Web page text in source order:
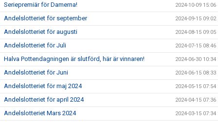
Seriepremiär för Damerna! 2024-10-09 15:06
Andelslotteriet för september 2024-09-15 09:02
Andelslotteriet för augusti 2024-08-15 09:05
Andelslotteriet för Juli 2024-07-15 08:46
Halva Pottendagningen är slutförd, här är vinnaren! 2024-06-30 10:34
Andelslotteriet för Juni 2024-06-15 08:33
Andelslotteriet för maj 2024 2024-05-15 07:54
Andelslotteriet för april 2024 2024-04-15 07:36
Andelslotteriet Mars 2024 2024-03-15 07:34